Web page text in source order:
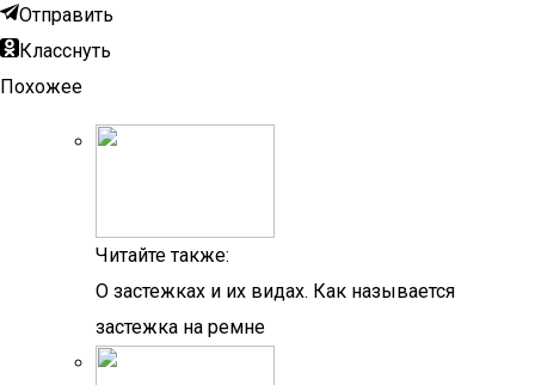
Отправить
Класснуть
Похожее
Читайте также:
О застежках и их видах. Как называется
застежка на ремне